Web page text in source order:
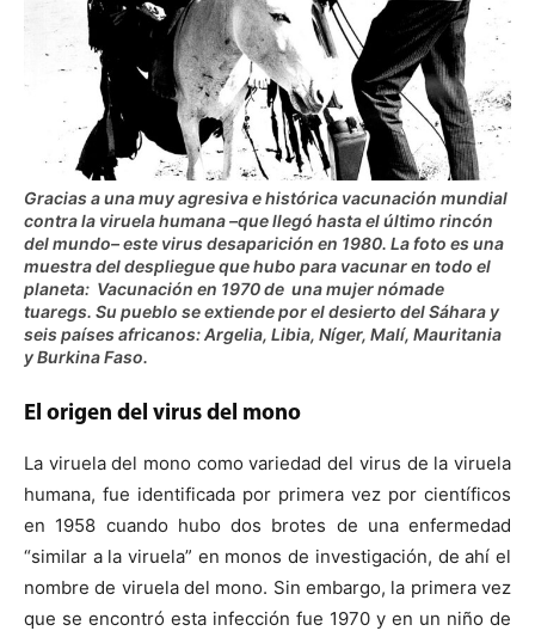
Gracias a una muy agresiva e histórica vacunación mundial
contra la viruela humana –que llegó hasta el último rincón
del mundo– este virus desaparición en 1980. La foto es una
muestra del despliegue que hubo para vacunar en todo el
planeta: Vacunación en 1970 de una mujer nómade
tuaregs. Su pueblo se extiende por el desierto del Sáhara y
seis países africanos: Argelia, Libia, Níger, Malí, Mauritania
y Burkina Faso.
El origen del virus del mono
La viruela del mono como variedad del virus de la viruela
humana, fue identificada por primera vez por científicos
en 1958 cuando hubo dos brotes de una enfermedad
“similar a la viruela” en monos de investigación, de ahí el
nombre de viruela del mono. Sin embargo, la primera vez
que se encontró esta infección fue 1970 y en un niño de